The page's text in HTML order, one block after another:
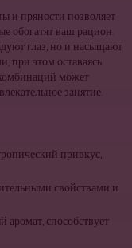
и пряности позволяет
обогатят ваш рацион.
глаз, но и насыщают
при этом оставаясь
может
занятие.
привкус,
свойствами и
аромат, способствует